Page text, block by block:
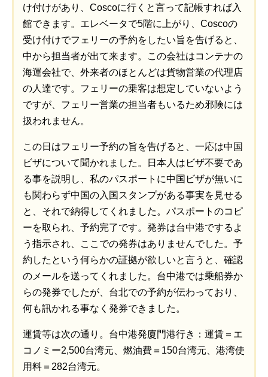
け付けがあり、Coscoに行くと言って記帳すれば入
館できます。エレベータで5階に上がり、Coscoの
受け付けでフェリーの予約をしたい旨を告げると、
中から担当者が出て来ます。この会社はコンテナの
海運会社で、外来者のほとんどは貨物営業の代理店
の人達です。フェリーの乗客は想定していないよう
ですが、フェリー営業の担当者もいるため邪険には
扱われません。
この日はフェリー予約の旨を告げると、一応は中国
ビザについて聞かれました。日本人はビザ不要であ
る事を説明し、私のパスポートに中国ビザが無いに
も関わらず中国の入国スタンプがある事実を見せる
と、それで納得してくれました。パスポートのコピ
ーを取られ、予約完了です。発券は台中港でするよ
う指示され、ここでの発券はありませんでした。予
約したという何らかの証拠が欲しいと言うと、確認
のメールを送ってくれました。台中港では乗船券か
らの発券でしたが、台北での予約が伝わっており、
何も訊かれる事なく発券できました。
運賃等は次の通り。台中港発廈門港行き：運賃＝エ
コノミー2,500台湾元、燃油費＝150台湾元、港湾使
用料＝282台湾元。